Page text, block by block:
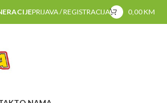
PRIJAVA / REGISTRACIJA 0,00KM